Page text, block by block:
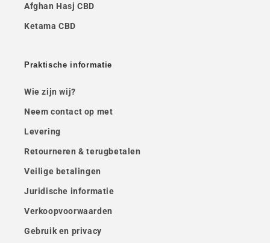
Afghan Hasj CBD
Ketama CBD
Praktische informatie
Wie zijn wij?
Neem contact op met
Levering
Retourneren & terugbetalen
Veilige betalingen
Juridische informatie
Verkoopvoorwaarden
Gebruik en privacy